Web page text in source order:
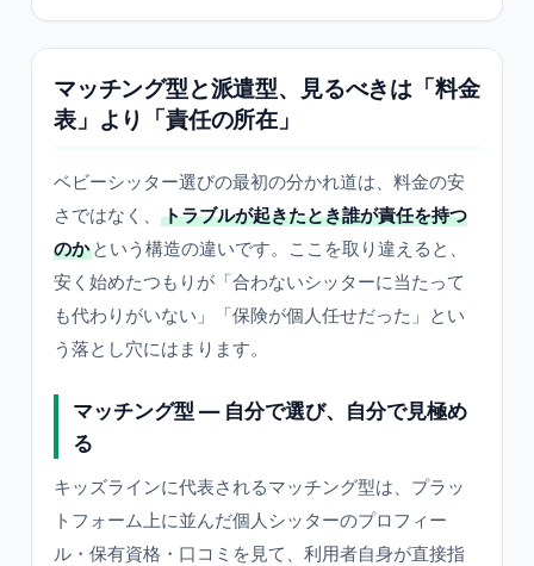
マッチング型と派遣型、見るべきは「料金
表」より「責任の所在」
ベビーシッター選びの最初の分かれ道は、料金の安
さではなく、
トラブルが起きたとき誰が責任を持つ
のか という構造の違いです。ここを取り違えると、
安く始めたつもりが「合わないシッターに当たって
も代わりがいない」「保険が個人任せだった」とい
う落とし穴にはまります。
マッチング型 — 自分で選び、自分で見極め
る
キッズラインに代表されるマッチング型は、プラッ
トフォーム上に並んだ個人シッターのプロフィー
ル・保有資格・口コミを見て、利用者自身が直接指